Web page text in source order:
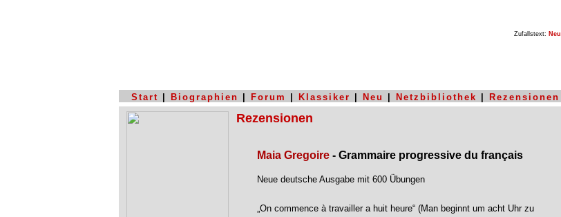
Zufallstext: Neu
Start Biographien Forum Klassiker Neu Netzbibliothek Rezensionen
Rezensionen
Maia Gregoire - Grammaire progressive du français
Neue deutsche Ausgabe mit 600 Übungen
„On commence à travailler a huit heure“ (Man beginnt um acht Uhr zu